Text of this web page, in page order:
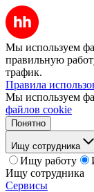
Мы используем
правильную
трафик.
Правила
Мы используем
файлов cookie
Понятно
Ищу сотрудника
Ищу работу
Ищу сотрудника
Сервисы